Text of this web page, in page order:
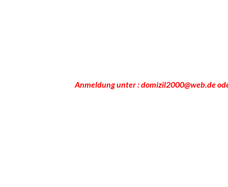
Anmeldung unter : domizil2000@web.de